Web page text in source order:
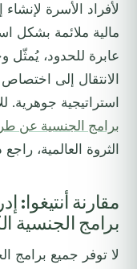
لأفراد الأسرة
مالية ملائمة بشكل
عابرة للحدود، يُمثّل
الانتقال إلى
استراتيجية
برامج الجنسية عن
الثروة العالمية،
مقارنة أنتيغوا:
برامج الجنسية
لا توفر جميع برامج